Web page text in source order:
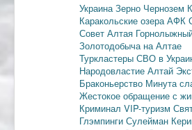
УкраинаЗерно Чернозем
Каракольские озераАФК
Совет Алтая
Золотодобыча на Алтае
Туркластеры СВО в
Народовластие Алтай
Браконьерство Минута
Жестокое обращение с
Криминал VIP-туризм
Глэмпинги Сулейман